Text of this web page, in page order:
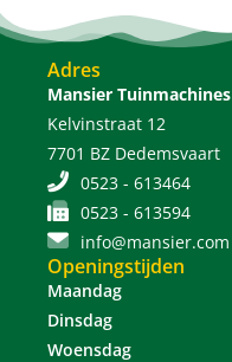
Adres
Mansier Tuinmachines
Kelvinstraat 12
7701 BZ Dedemsvaart
0523 - 613464
0523 - 613594
info@mansier.com
Openingstijden
Maandag
Dinsdag
Woensdag